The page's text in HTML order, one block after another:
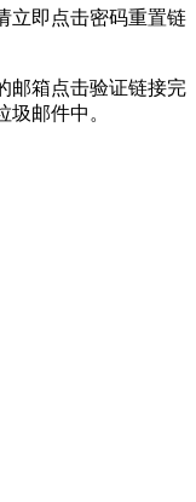
立即点击密码重置链
邮箱点击验证链接完
邮件中。